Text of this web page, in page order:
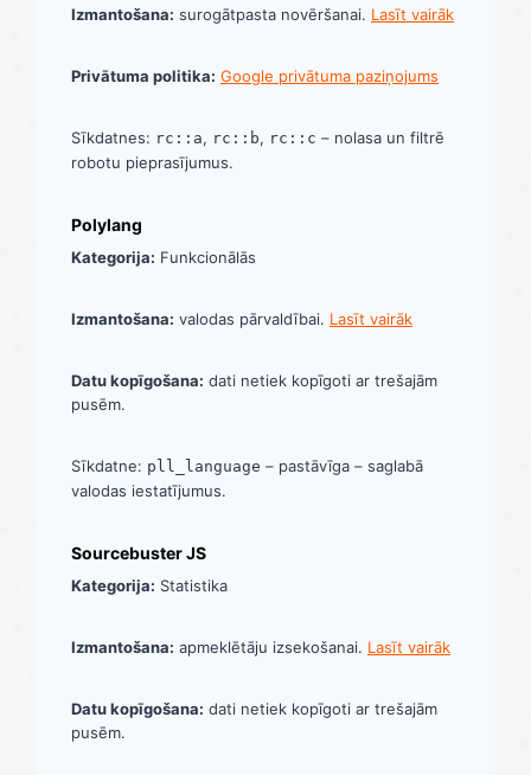
Izmantošana: surogātpasta novēršanai. Lasīt vairāk
Privātuma politika: Google privātuma paziņojums
Sīkdatnes: rc::a, rc::b, rc::c – nolasa un filtrē
robotu pieprasījumus.
Polylang
Kategorija: Funkcionālās
Izmantošana: valodas pārvaldībai. Lasīt vairāk
Datu kopīgošana: dati netiek kopīgoti ar trešajām
pusēm.
Sīkdatne: pll_language – pastāvīga – saglabā
valodas iestatījumus.
Sourcebuster JS
Kategorija: Statistika
Izmantošana: apmeklētāju izsekošanai. Lasīt vairāk
Datu kopīgošana: dati netiek kopīgoti ar trešajām
pusēm.